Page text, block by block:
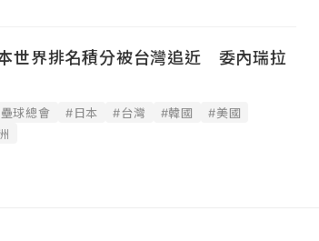
世界排名積分被台灣追近 委內瑞拉
球總會 #日本 #台灣 #韓國
#美國